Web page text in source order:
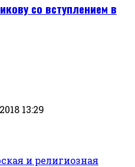
со вступлением в
13:29
и религиозная